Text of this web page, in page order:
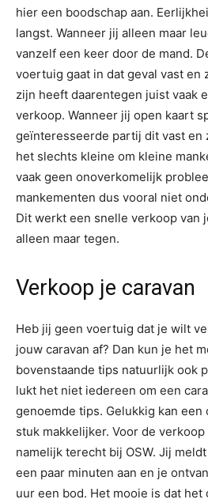
hier een boodschap aan.
langst. Wanneer jij alleen maar
vanzelf een keer door de mand.
voertuig gaat in dat geval vast en
zijn heeft daarentegen juist vaak
verkoop. Wanneer jij open kaart
geïnteresseerde partij dit vast en
het slechts kleine om kleine
vaak geen onoverkomelijk
mankementen dus vooral niet
Dit werkt een snelle verkoop van
alleen maar tegen.
Verkoop je caravan
Heb jij geen voertuig dat je wilt
jouw caravan af? Dan kun je het
bovenstaande tips natuurlijk ook
lukt het niet iedereen om een
genoemde tips. Gelukkig kan een
stuk makkelijker. Voor de
namelijk terecht bij OSW. Jij
een paar minuten aan en je
uur een bod. Het mooie is dat